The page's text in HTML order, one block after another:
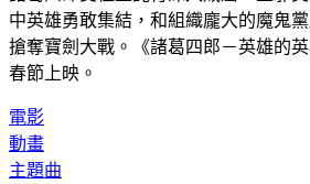
中英雄勇敢集結，和組織龐大的魔鬼
搶奪寶劍大戰。《諸葛四郎－英雄的
春節上映。
電影
動畫
主題曲